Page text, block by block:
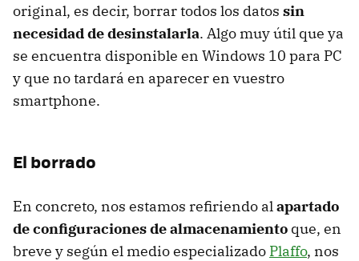
original, es decir, borrar todos los datos sin
necesidad de desinstalarla. Algo muy útil que ya
se encuentra disponible en Windows 10 para PC
y que no tardará en aparecer en vuestro
smartphone.
El borrado
En concreto, nos estamos refiriendo alapartado
de configuraciones de almacenamiento que, en
breve y según el medio especializado Plaffo, nos